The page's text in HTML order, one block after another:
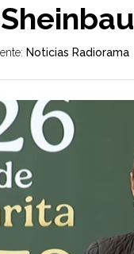
Noticias Radiorama